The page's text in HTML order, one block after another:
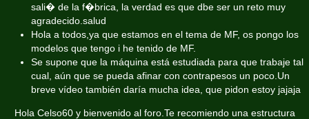
sali� de la f�brica, la verdad es que dbe ser un reto muy
agradecido.salud
Hola a todos,ya que estamos en el tema de MF, os pongo los
modelos que tengo i he tenido de MF.
Se supone que la máquina está estudiada para que trabaje tal
cual, aún que se pueda afinar con contrapesos un poco.Un
breve vídeo también daría mucha idea, que pidon estoy jajaja
Hola Celso60 y bienvenido al foro.Te recomiendo una estructura